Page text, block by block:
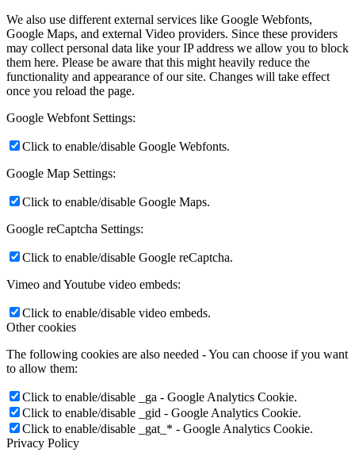
We also use different external services like Google Webfonts,
Google Maps, and external Video providers. Since these providers
may collect personal data like your IP address we allow you to block
them here. Please be aware that this might heavily reduce the
functionality and appearance of our site. Changes will take effect
once you reload the page.
Google Webfont Settings:
Click to enable/disable Google Webfonts.
Google Map Settings:
Click to enable/disable Google Maps.
Google reCaptcha Settings:
Click to enable/disable Google reCaptcha.
Vimeo and Youtube video embeds:
Click to enable/disable video embeds.
Other cookies
The following cookies are also needed - You can choose if you want
to allow them:
Click to enable/disable _ga - Google Analytics Cookie.
Click to enable/disable _gid - Google Analytics Cookie.
Click to enable/disable _gat_* - Google Analytics Cookie.
Privacy Policy